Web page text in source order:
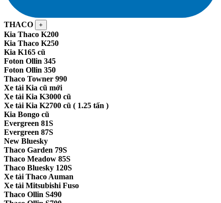
THACO +
Kia Thaco K200
Kia Thaco K250
Kia K165 cũ
Foton Ollin 345
Foton Ollin 350
Thaco Towner 990
Xe tải Kia cũ mới
Xe tải Kia K3000 cũ
Xe tải Kia K2700 cũ ( 1.25 tấn )
Kia Bongo cũ
Evergreen 81S
Evergreen 87S
New Bluesky
Thaco Garden 79S
Thaco Meadow 85S
Thaco Bluesky 120S
Xe tải Thaco Auman
Xe tải Mitsubishi Fuso
Thaco Ollin S490